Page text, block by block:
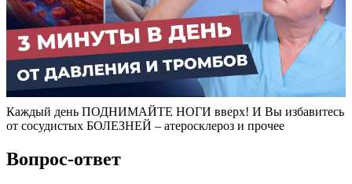
Каждый день ПОДНИМАЙТЕ НОГИ вверх! И Вы избавитесь
от сосудистых БОЛЕЗНЕЙ – атеросклероз и прочее
Вопрос-ответ